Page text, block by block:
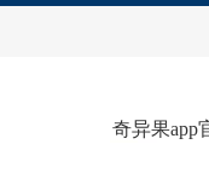
奇异果app